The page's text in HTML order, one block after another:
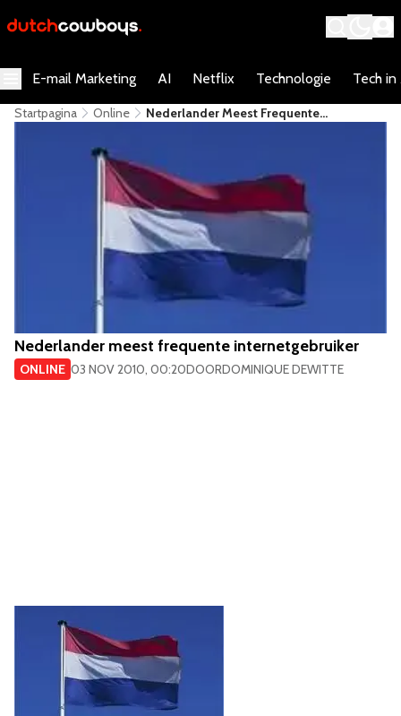
E-mail Marketing AI Netflix Technologie Tech in
Startpagina Online
Nederlander Meest Frequente
Nederlander meest frequente internetgebruiker
ONLINE 03 NOV 2010, 00:20DOORDOMINIQUE DEWITTE